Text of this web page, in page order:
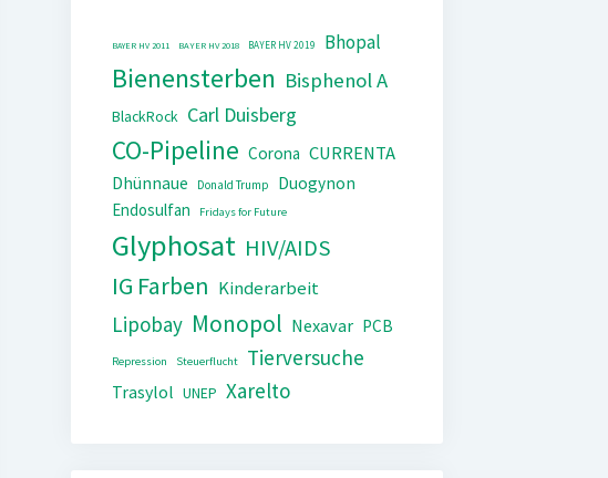
BAYER HV 2011 BAYER HV 2018 BAYER HV 2019 Bhopal
Bienensterben Bisphenol A
BlackRock Carl Duisberg
CO-Pipeline Corona CURRENTA
Dhünnaue Donald Trump
Duogynon
Endosulfan
Fridays for Future
Glyphosat HIV/AIDS
IG Farben Kinderarbeit
Lipobay Monopol Nexavar PCB
Repression Steuerflucht Tierversuche
Trasylol UNEP Xarelto